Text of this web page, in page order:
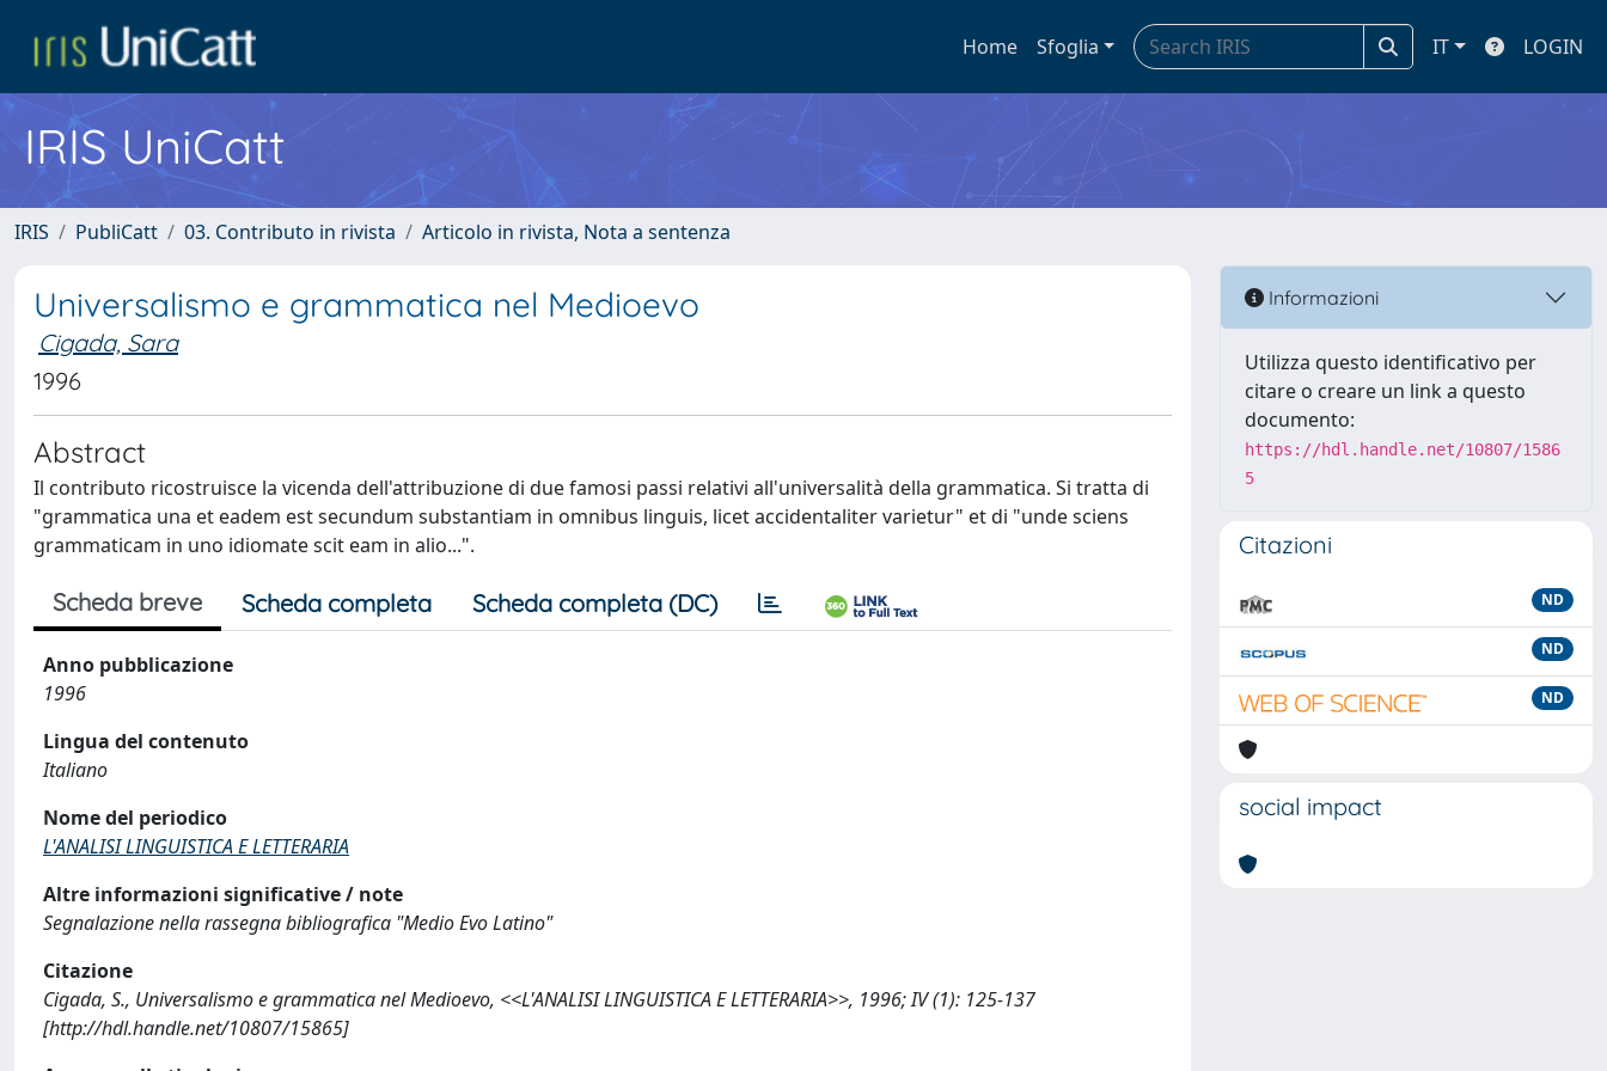
Home Sfoglia IT LOGIN
IRIS UniCatt
IRIS PubliCatt 03. Contributo in rivista Articolo in rivista, Nota a sentenza
Universalismo e grammatica nel Medioevo
Cigada, Sara
1996
Abstract
Il contributo ricostruisce la vicenda dell'attribuzione di due famosi passi relativi all'universalità della grammatica. Si tratta di
"grammatica una et eadem est secundum substantiam in omnibus linguis, licet accidentaliter varietur" et di "unde sciens
grammaticam in uno idiomate scit eam in alio...".
Scheda breve Scheda completa Scheda completa (DC)
Anno pubblicazione
1996
Lingua del contenuto
Italiano
Nome del periodico
L'ANALISI LINGUISTICA E LETTERARIA
Altre informazioni significative / note
Segnalazione nella rassegna bibliografica "Medio Evo Latino"
Citazione
Cigada, S., Universalismo e grammatica nel Medioevo, <<L'ANALISI LINGUISTICA E LETTERARIA>>, 1996; IV (1): 125-137
[http://hdl.handle.net/10807/15865]
Informazioni
Utilizza questo identificativo per
citare o creare un link a questo
documento:
https://hdl.handle.net/10807/1586
5
Citazioni
ND
ND
ND
social impact